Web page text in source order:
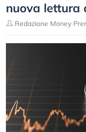
nuova lettura
Redazione Money